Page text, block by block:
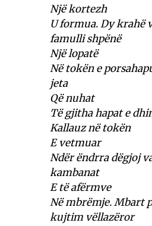
Një kortezh
U formua. Dy krahë
famulli shpënë
Një lopatë
Në tokën e
jeta
Që nuhat
Të gjitha hapat e
Kallauz në tokën
E vetmuar
Ndër ëndrra dëgjoj
kambanat
E të afërmve
Në mbrëmje. Mbart
kujtim vëllazëror